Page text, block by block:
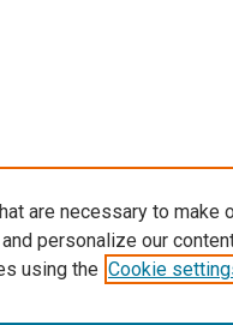
are necessary to make
personalize our
using the Cookie